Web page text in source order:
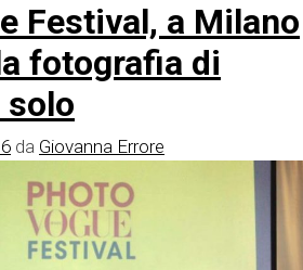
Festival, a Milano
fotografia di
solo
da Giovanna Errore